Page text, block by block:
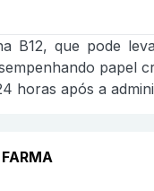
B12, que pode
papel
horas após a